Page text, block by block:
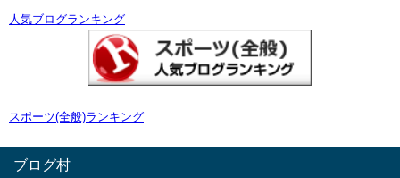
人気ブログランキング
スポーツ(全般)ランキング
ブログ村